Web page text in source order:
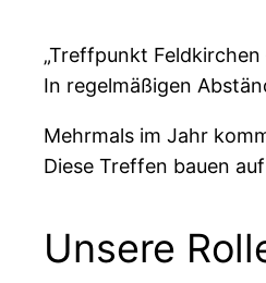
„Treffpunkt
In regelmäßigen
Mehrmals im Jahr
Diese Treffen bauen
Unsere